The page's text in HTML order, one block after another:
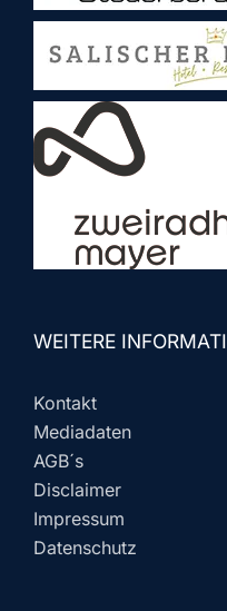
WEITERE
Kontakt
Mediadaten
AGB´s
Disclaimer
Impressum
Datenschutz